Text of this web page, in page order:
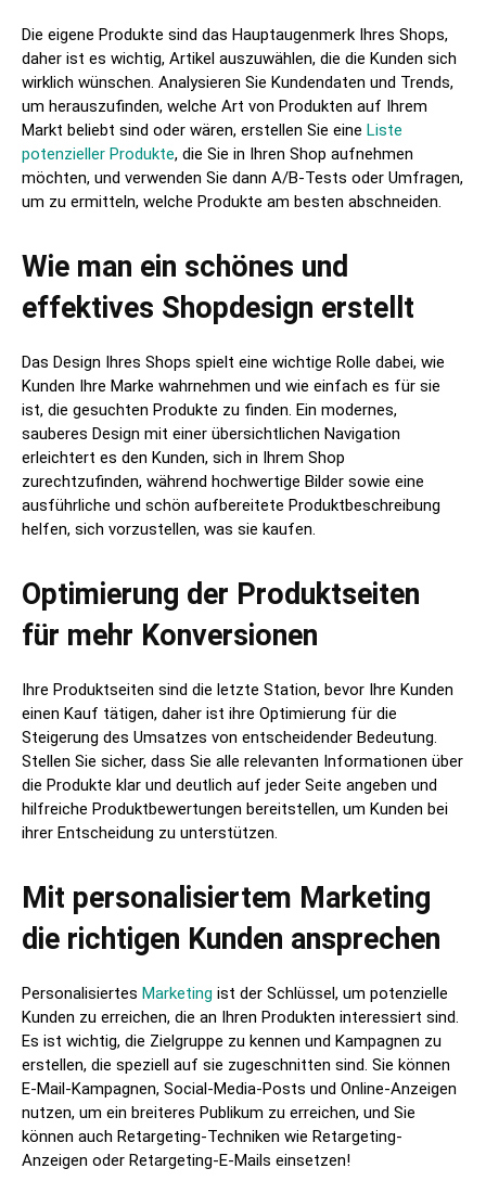
Die eigene Produkte sind das Hauptaugenmerk Ihres Shops,
daher ist es wichtig, Artikel auszuwählen, die die Kunden sich
wirklich wünschen. Analysieren Sie Kundendaten und Trends,
um herauszufinden, welche Art von Produkten auf Ihrem
Markt beliebt sind oder wären, erstellen Sie eine Liste
potenzieller Produkte, die Sie in Ihren Shop aufnehmen
möchten, und verwenden Sie dann A/B-Tests oder Umfragen,
um zu ermitteln, welche Produkte am besten abschneiden.
Wie man ein schönes und
effektives Shopdesign erstellt
Das Design Ihres Shops spielt eine wichtige Rolle dabei, wie
Kunden Ihre Marke wahrnehmen und wie einfach es für sie
ist, die gesuchten Produkte zu finden. Ein modernes,
sauberes Design mit einer übersichtlichen Navigation
erleichtert es den Kunden, sich in Ihrem Shop
zurechtzufinden, während hochwertige Bilder sowie eine
ausführliche und schön aufbereitete Produktbeschreibung
helfen, sich vorzustellen, was sie kaufen.
Optimierung der Produktseiten
für mehr Konversionen
Ihre Produktseiten sind die letzte Station, bevor Ihre Kunden
einen Kauf tätigen, daher ist ihre Optimierung für die
Steigerung des Umsatzes von entscheidender Bedeutung.
Stellen Sie sicher, dass Sie alle relevanten Informationen über
die Produkte klar und deutlich auf jeder Seite angeben und
hilfreiche Produktbewertungen bereitstellen, um Kunden bei
ihrer Entscheidung zu unterstützen.
Mit personalisiertem Marketing
die richtigen Kunden ansprechen
Personalisiertes Marketing ist der Schlüssel, um potenzielle
Kunden zu erreichen, die an Ihren Produkten interessiert sind.
Es ist wichtig, die Zielgruppe zu kennen und Kampagnen zu
erstellen, die speziell auf sie zugeschnitten sind. Sie können
E-Mail-Kampagnen, Social-Media-Posts und Online-Anzeigen
nutzen, um ein breiteres Publikum zu erreichen, und Sie
können auch Retargeting-Techniken wie Retargeting-
Anzeigen oder Retargeting-E-Mails einsetzen!